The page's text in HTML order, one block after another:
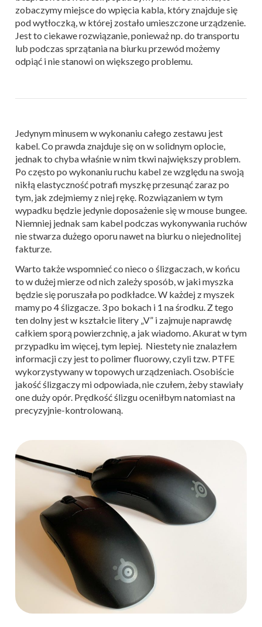
zobaczymy miejsce do wpięcia kabla, który znajduje się
pod wytłoczką, w której zostało umieszczone urządzenie.
Jest to ciekawe rozwiązanie, ponieważ np. do transportu
lub podczas sprzątania na biurku przewód możemy
odpiąć i nie stanowi on większego problemu.
Jedynym minusem w wykonaniu całego zestawu jest
kabel. Co prawda znajduje się on w solidnym oplocie,
jednak to chyba właśnie w nim tkwi największy problem.
Po często po wykonaniu ruchu kabel ze względu na swoją
nikłą elastyczność potrafi myszkę przesunąć zaraz po
tym, jak zdejmiemy z niej rękę. Rozwiązaniem w tym
wypadku będzie jedynie doposażenie się w mouse bungee.
Niemniej jednak sam kabel podczas wykonywania ruchów
nie stwarza dużego oporu nawet na biurku o niejednolitej
fakturze.
Warto także wspomnieć co nieco o ślizgaczach, w końcu
to w dużej mierze od nich zależy sposób, w jaki myszka
będzie się poruszała po podkładce. W każdej z myszek
mamy po 4 ślizgacze. 3 po bokach i 1 na środku. Z tego
ten dolny jest w kształcie litery „V” i zajmuje naprawdę
całkiem sporą powierzchnię, a jak wiadomo. Akurat w tym
przypadku im więcej, tym lepiej. Niestety nie znalazłem
informacji czy jest to polimer fluorowy, czyli tzw. PTFE
wykorzystywany w topowych urządzeniach. Osobiście
jakość ślizgaczy mi odpowiada, nie czułem, żeby stawiały
one duży opór. Prędkość ślizgu oceniłbym natomiast na
precyzyjnie-kontrolowaną.